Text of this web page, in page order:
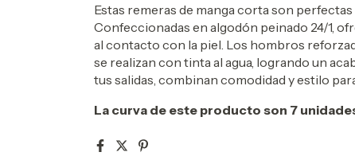
Estas remeras de manga corta son
Confeccionadas en algodón peinado 24/1,
al contacto con la piel. Los hombros
se realizan con tinta al agua, logrando un
tus salidas, combinan comodidad y estilo
La curva de este producto son 7